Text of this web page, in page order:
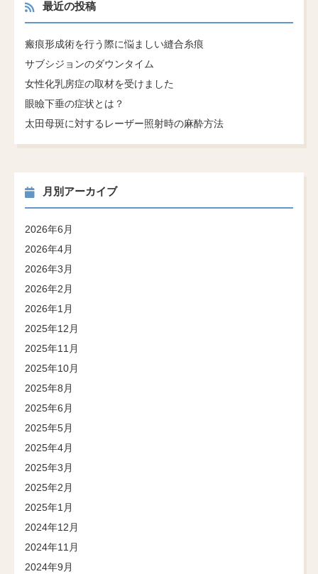
最近の投稿
瘢痕形成術を行う際に悩ましい縫合糸痕
サブシジョンのダウンタイム
女性化乳房症の取材を受けました
眼瞼下垂の症状とは？
太田母斑に対するレーザー照射時の麻酔方法
月別アーカイブ
2026年6月
2026年4月
2026年3月
2026年2月
2026年1月
2025年12月
2025年11月
2025年10月
2025年8月
2025年6月
2025年5月
2025年4月
2025年3月
2025年2月
2025年1月
2024年12月
2024年11月
2024年9月